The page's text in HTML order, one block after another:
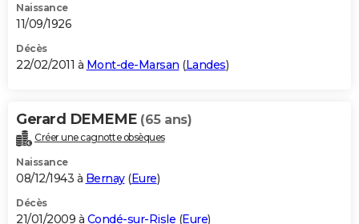
Naissance
11/09/1926
Décès
22/02/2011 à Mont-de-Marsan (Landes)
Gerard DEMEME (65 ans)
Créer une cagnotte obsèques
Naissance
08/12/1943 à Bernay(Eure)
Décès
21/01/2009 à Condé-sur-Risle (Eure)